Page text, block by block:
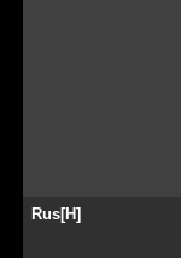
Rus[H]